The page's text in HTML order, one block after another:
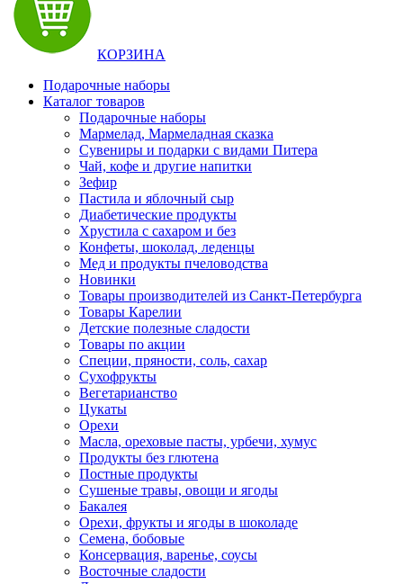
КОРЗИНА
Подарочные наборы
Каталог товаров
Подарочные наборы
Мармелад, Мармеладная сказка
Сувениры и подарки с видами Питера
Чай, кофе и другие напитки
Зефир
Пастила и яблочный сыр
Диабетические продукты
Хрустила с сахаром и без
Конфеты, шоколад, леденцы
Мед и продукты пчеловодства
Новинки
Товары производителей из Санкт-Петербурга
Товары Карелии
Детские полезные сладости
Товары по акции
Специи, пряности, соль, сахар
Сухофрукты
Вегетарианство
Цукаты
Орехи
Масла, ореховые пасты, урбечи, хумус
Продукты без глютена
Постные продукты
Сушеные травы, овощи и ягоды
Бакалея
Орехи, фрукты и ягоды в шоколаде
Семена, бобовые
Консервация, варенье, соусы
Восточные сладости